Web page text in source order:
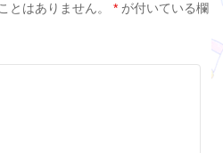
とはありません。 * が付いている欄